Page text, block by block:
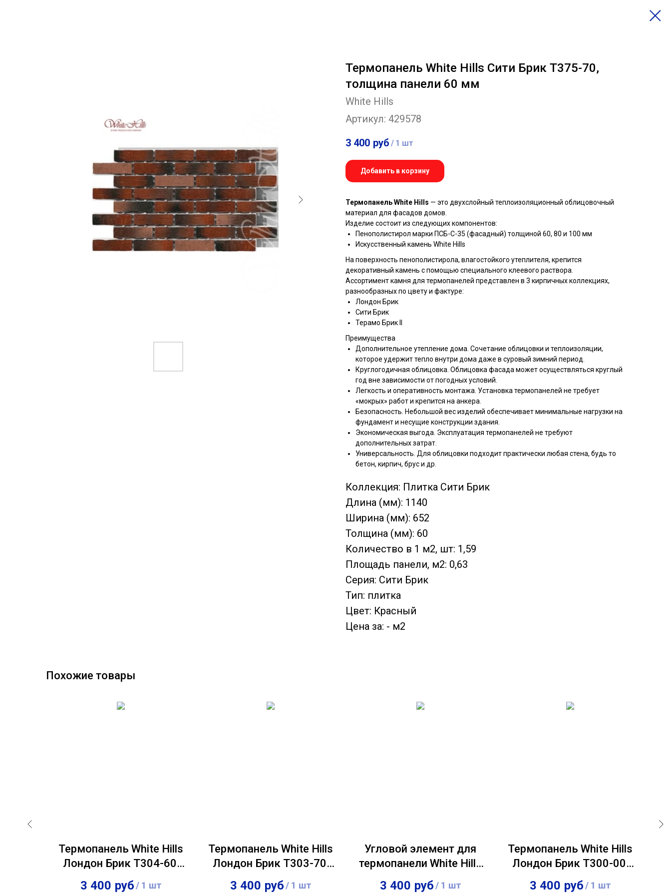
Термопанель White Hills Сити Брик Т375-70,
толщина панели 60 мм
White Hills
Артикул: 429578
3 400 руб / 1 шт
Добавить в корзину
Термопанель White Hills — это двухслойный теплоизоляционный облицовочный
материал для фасадов домов.
Изделие состоит из следующих компонентов:
Пенополистирол марки ПСБ-С-35 (фасадный) толщиной 60, 80 и 100 мм
Искусственный камень White Hills
На поверхность пенополистирола, влагостойкого утеплителя, крепится
декоративный камень с помощью специального клеевого раствора.
Ассортимент камня для термопанелей представлен в 3 кирпичных коллекциях,
разнообразных по цвету и фактуре:
Лондон Брик
Сити Брик
Терамо Брик II
Преимущества
Дополнительное утепление дома. Сочетание облицовки и теплоизоляции,
которое удержит тепло внутри дома даже в суровый зимний период.
Круглогодичная облицовка. Облицовка фасада может осуществляться круглый
год вне зависимости от погодных условий.
Легкость и оперативность монтажа. Установка термопанелей не требует
«мокрых» работ и крепится на анкера.
Безопасность. Небольшой вес изделий обеспечивает минимальные нагрузки на
фундамент и несущие конструкции здания.
Экономическая выгода. Эксплуатация термопанелей не требуют
дополнительных затрат.
Универсальность. Для облицовки подходит практически любая стена, будь то
бетон, кирпич, брус и др.
Коллекция: Плитка Сити Брик
Длина (мм): 1140
Ширина (мм): 652
Толщина (мм): 60
Количество в 1 м2, шт: 1,59
Площадь панели, м2: 0,63
Серия: Сити Брик
Тип: плитка
Цвет: Красный
Цена за: - м2
Похожие товары
Термопанель White Hills
Лондон Брик Т304-60,
толщина панели 60 мм
3 400 руб/ 1 шт
Термопанель White Hills
Лондон Брик Т303-70,
толщина панели 60 мм
3 400 руб/ 1 шт
Угловой элемент для
термопанели White Hills
Сити Брик Т375-05,
толщина панели 60 мм
3 400 руб/ 1 шт
Термопанель White Hills
Лондон Брик Т300-00,
толщина панели 60 мм
3 400 руб/ 1 шт